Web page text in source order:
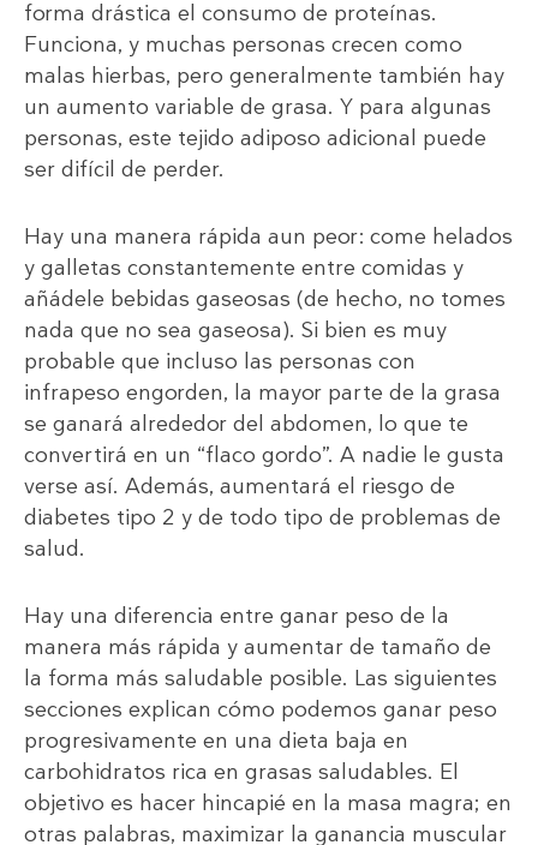
forma drástica el consumo de proteínas.
Funciona, y muchas personas crecen como
malas hierbas, pero generalmente también hay
un aumento variable de grasa. Y para algunas
personas, este tejido adiposo adicional puede
ser difícil de perder.
Hay una manera rápida aun peor: come helados
y galletas constantemente entre comidas y
añádele bebidas gaseosas (de hecho, no tomes
nada que no sea gaseosa). Si bien es muy
probable que incluso las personas con
infrapeso engorden, la mayor parte de la grasa
se ganará alrededor del abdomen, lo que te
convertirá en un “flaco gordo”. A nadie le gusta
verse así. Además, aumentará el riesgo de
diabetes tipo 2 y de todo tipo de problemas de
salud.
Hay una diferencia entre ganar peso de la
manera más rápida y aumentar de tamaño de
la forma más saludable posible. Las siguientes
secciones explican cómo podemos ganar peso
progresivamente en una dieta baja en
carbohidratos rica en grasas saludables. El
objetivo es hacer hincapié en la masa magra; en
otras palabras, maximizar la ganancia muscular